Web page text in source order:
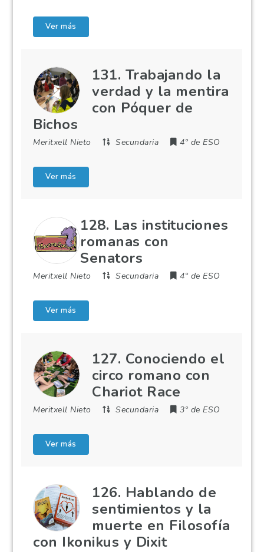
Ver más
131. Trabajando la
verdad y la mentira
con Póquer de
Bichos
Meritxell Nieto Secundaria 4º de ESO
Ver más
128. Las instituciones
romanas con
Senators
Meritxell Nieto Secundaria 4º de ESO
Ver más
127. Conociendo el
circo romano con
Chariot Race
Meritxell Nieto Secundaria 3º de ESO
Ver más
126. Hablando de
sentimientos y la
muerte en Filosofía
con Ikonikus y Dixit